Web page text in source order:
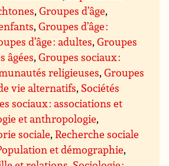
,Groupes d’âge,
,Groupes d’âge :
d’âge : adultes,Groupes
âgées,Groupes sociaux :
religieuses,Groupes
vie alternatifs, Sociétés
sociaux : associations et
et anthropologie,
sociale,Recherche sociale
et démographie,